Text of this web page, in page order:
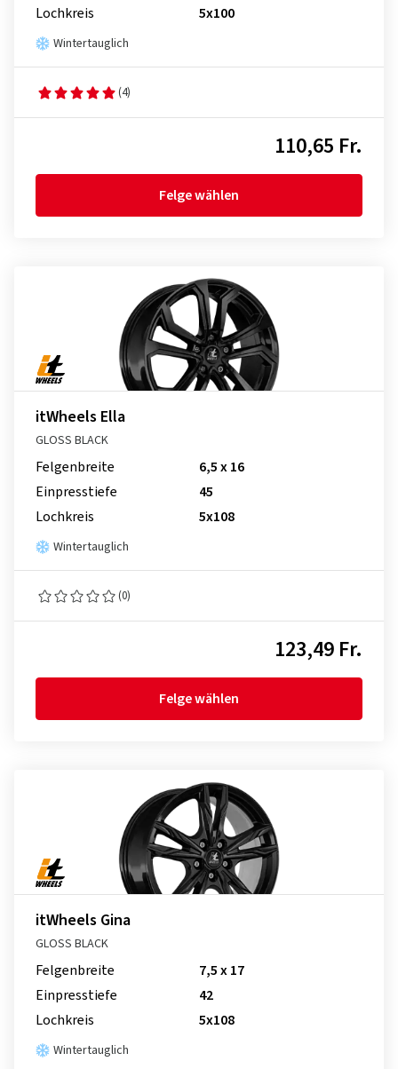
Lochkreis 5x100
Wintertauglich
(4)
110,65 Fr.
Felge wählen
itWheels Ella
GLOSS BLACK
Felgenbreite
6,5 x 16
Einpresstiefe
45
Lochkreis
5x108
Wintertauglich
(0)
123,49 Fr.
Felge wählen
itWheels Gina
GLOSS BLACK
Felgenbreite
7,5 x 17
Einpresstiefe
42
Lochkreis
5x108
Wintertauglich